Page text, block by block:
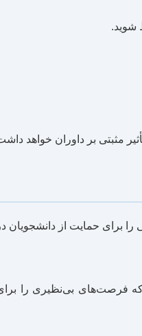
شوید.
مثبتی بر داوران خواهد
برای حمایت از دانشجویان
فرصت‌های بی‌نظیری را